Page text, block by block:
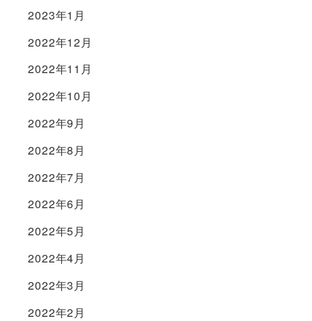
2023年1月
2022年12月
2022年11月
2022年10月
2022年9月
2022年8月
2022年7月
2022年6月
2022年5月
2022年4月
2022年3月
2022年2月